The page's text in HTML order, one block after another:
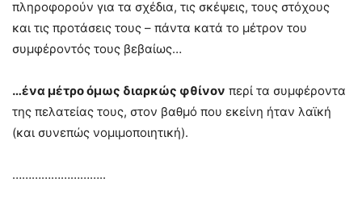
πληροφορούν για τα σχέδια, τις σκέψεις, τους στόχους
και τις προτάσεις τους – πάντα κατά το μέτρον του
συμφέροντός τους βεβαίως…
…ένα μέτρο όμως διαρκώς φθίνον περί τα συμφέροντα
της πελατείας τους, στον βαθμό που εκείνη ήταν λαϊκή
(και συνεπώς νομιμοποιητική).
………………………..